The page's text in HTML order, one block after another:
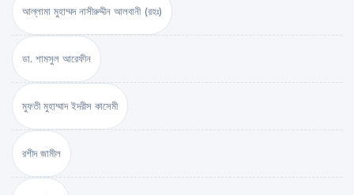
আল্লামা মুহাম্মদ নাসীরুদ্দীন আলবানী (রহঃ)
ডা. শামসুল আরেফীন
মুফতী মুহাম্মাদ ইদরীস কাসেমী
রশীদ জামীল